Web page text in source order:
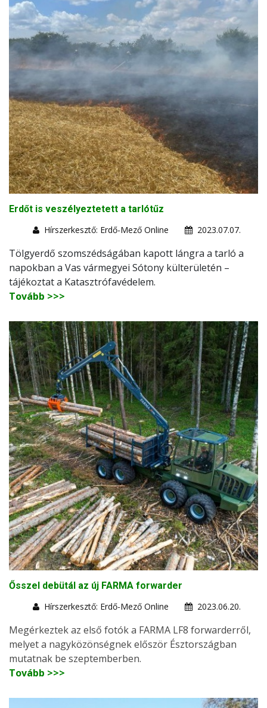
Erdőt is veszélyeztetett a tarlótűz
Hírszerkesztő: Erdő-Mező Online
2023.07.07.
Tölgyerdő szomszédságában kapott lángra a tarló a
napokban a Vas vármegyei Sótony külterületén –
tájékoztat a Katasztrófavédelem.
Tovább >>>
Ősszel debütál az új FARMA forwarder
Hírszerkesztő: Erdő-Mező Online
2023.06.20.
Megérkeztek az első fotók a FARMA LF8 forwarderről,
melyet a nagyközönségnek először Észtországban
mutatnak be szeptemberben.
Tovább >>>